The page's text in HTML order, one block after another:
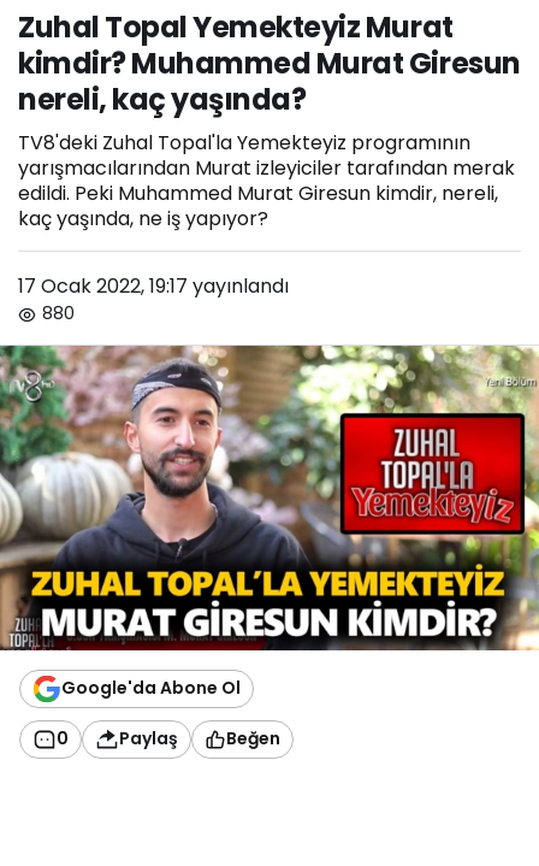
Murat Giresun nereli, kaç
yaşında?
Zuhal Topal Yemekteyiz Murat
kimdir? Muhammed Murat Giresun
nereli, kaç yaşında?
TV8'deki Zuhal Topal'la Yemekteyiz programının
yarışmacılarından Murat izleyiciler tarafından merak
edildi. Peki Muhammed Murat Giresun kimdir, nereli,
kaç yaşında, ne iş yapıyor?
17 Ocak 2022, 19:17 yayınlandı
880
Google'da Abone Ol
0 Paylaş Beğen